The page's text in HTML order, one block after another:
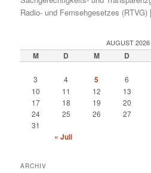
Radio- und Fernsehgesetzes
AUGUST 2026
M D M D
3
4 5 6
10
11 12 13
17
18 19 20
24
25 26 27
31
« Juli
ARCHIV